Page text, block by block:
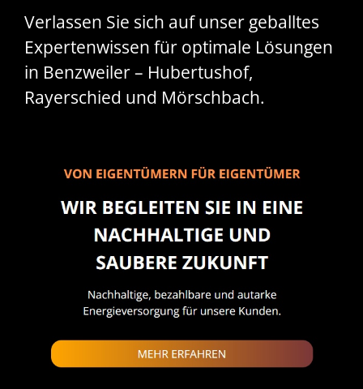
Verlassen Sie sich auf unser geballtes
Expertenwissen für optimale Lösungen
in Benzweiler – Hubertushof,
Rayerschied und Mörschbach.